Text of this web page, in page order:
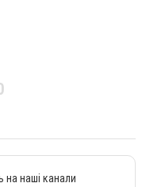
на наші канали